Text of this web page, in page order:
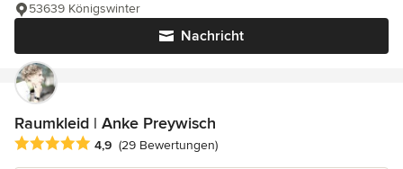
Nachricht
53639 Königswinter
Raumkleid | Anke Preywisch
Durchschnittliche Bewertung: 4.9 von 5 Sternen
4,9 (29 Bewertungen)